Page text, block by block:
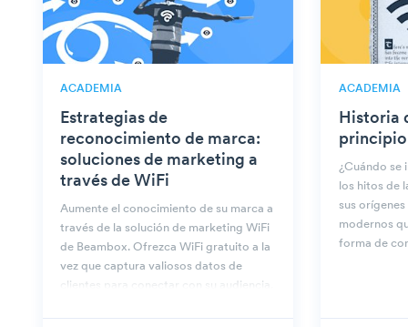
ACADEMIA
Estrategias de
reconocimiento de marca:
soluciones de marketing a
través de WiFi
Aumente el conocimiento de su marca a
través de la solución de marketing WiFi
de Beambox. Ofrezca WiFi gratuito a la
vez que captura valiosos datos de
clientes para conectar con su audiencia.
ACADEMIA
Historia
principio
¿Cuándo se
los hitos de
sus orígenes
modernos
forma de